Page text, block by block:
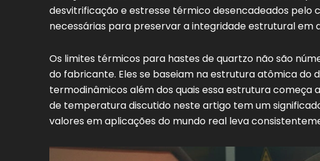
desvitrificação e estresse térmico desencadeados pelo
necessárias para preservar a integridade estrutural em
Os limites térmicos para hastes de quartzo não são
do fabricante. Eles se baseiam na estrutura atômica do
termodinâmicos além dos quais essa estrutura começa
de temperatura discutido neste artigo tem um
valores em aplicações do mundo real leva